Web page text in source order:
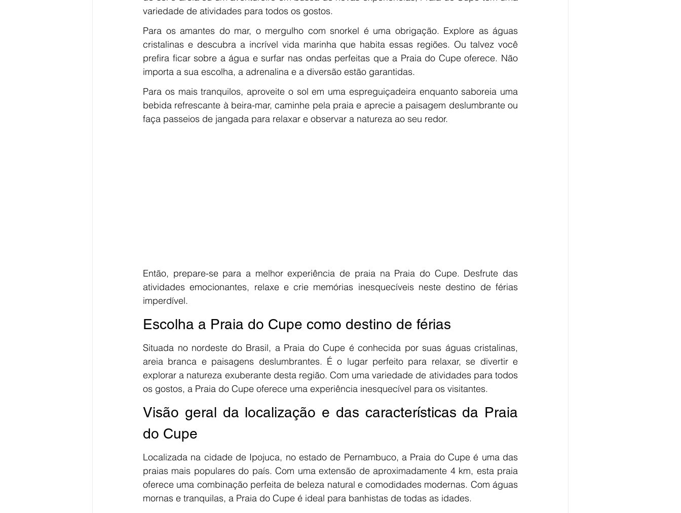
variedade de atividades para todos os gostos.
Para os amantes do mar, o mergulho com snorkel é uma obrigação. Explore as águas
cristalinas e descubra a incrível vida marinha que habita essas regiões. Ou talvez você
prefira ficar sobre a água e surfar nas ondas perfeitas que a Praia do Cupe oferece. Não
importa a sua escolha, a adrenalina e a diversão estão garantidas.
Para os mais tranquilos, aproveite o sol em uma espreguiçadeira enquanto saboreia uma
bebida refrescante à beira-mar, caminhe pela praia e aprecie a paisagem deslumbrante ou
faça passeios de jangada para relaxar e observar a natureza ao seu redor.
Então, prepare-se para a melhor experiência de praia na Praia do Cupe. Desfrute das
atividades emocionantes, relaxe e crie memórias inesquecíveis neste destino de férias
imperdível.
Escolha a Praia do Cupe como destino de férias
Situada no nordeste do Brasil, a Praia do Cupe é conhecida por suas águas cristalinas,
areia branca e paisagens deslumbrantes. É o lugar perfeito para relaxar, se divertir e
explorar a natureza exuberante desta região. Com uma variedade de atividades para todos
os gostos, a Praia do Cupe oferece uma experiência inesquecível para os visitantes.
Visão geral da localização e das características da Praia
do Cupe
Localizada na cidade de Ipojuca, no estado de Pernambuco, a Praia do Cupe é uma das
praias mais populares do país. Com uma extensão de aproximadamente 4 km, esta praia
oferece uma combinação perfeita de beleza natural e comodidades modernas. Com águas
mornas e tranquilas, a Praia do Cupe é ideal para banhistas de todas as idades.